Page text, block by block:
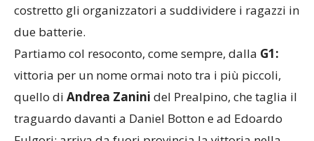
costretto gli organizzatori a suddividere i ragazzi in
due batterie.
Partiamo col resoconto, come sempre, dalla G1:
vittoria per un nome ormai noto tra i più piccoli,
quello di Andrea Zanini del Prealpino, che taglia il
traguardo davanti a Daniel Botton e ad Edoardo